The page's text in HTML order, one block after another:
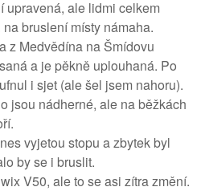
upravená, ale lidmi celkem
bruslení místy námaha.
z Medvědína na Šmídovu
a je pěkně uplouhaná. Po
i sjet (ale šel jsem nahoru).
jsou nádherné, ale na běžkách
vyjetou stopu a zbytek byl
by se i bruslit.
V50, ale to se asi zítra změní.